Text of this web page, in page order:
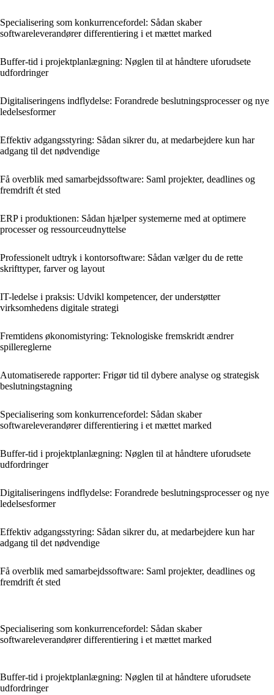
Specialisering som konkurrencefordel: Sådan skaber
softwareleverandører differentiering i et mættet marked
Buffer-tid i projektplanlægning: Nøglen til at håndtere uforudsete
udfordringer
Digitaliseringens indflydelse: Forandrede beslutningsprocesser og nye
ledelsesformer
Effektiv adgangsstyring: Sådan sikrer du, at medarbejdere kun har
adgang til det nødvendige
Få overblik med samarbejdssoftware: Saml projekter, deadlines og
fremdrift ét sted
ERP i produktionen: Sådan hjælper systemerne med at optimere
processer og ressourceudnyttelse
Professionelt udtryk i kontorsoftware: Sådan vælger du de rette
skrifttyper, farver og layout
IT-ledelse i praksis: Udvikl kompetencer, der understøtter
virksomhedens digitale strategi
Fremtidens økonomistyring: Teknologiske fremskridt ændrer
spillereglerne
Automatiserede rapporter: Frigør tid til dybere analyse og strategisk
beslutningstagning
Specialisering som konkurrencefordel: Sådan skaber
softwareleverandører differentiering i et mættet marked
Buffer-tid i projektplanlægning: Nøglen til at håndtere uforudsete
udfordringer
Digitaliseringens indflydelse: Forandrede beslutningsprocesser og nye
ledelsesformer
Effektiv adgangsstyring: Sådan sikrer du, at medarbejdere kun har
adgang til det nødvendige
Få overblik med samarbejdssoftware: Saml projekter, deadlines og
fremdrift ét sted
Specialisering som konkurrencefordel: Sådan skaber
softwareleverandører differentiering i et mættet marked
Buffer-tid i projektplanlægning: Nøglen til at håndtere uforudsete
udfordringer